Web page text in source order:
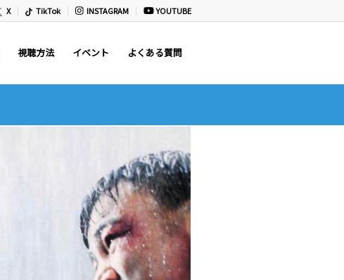
X TikTok INSTAGRAM YOUTUBE
視聴方法 イベント よくある質問